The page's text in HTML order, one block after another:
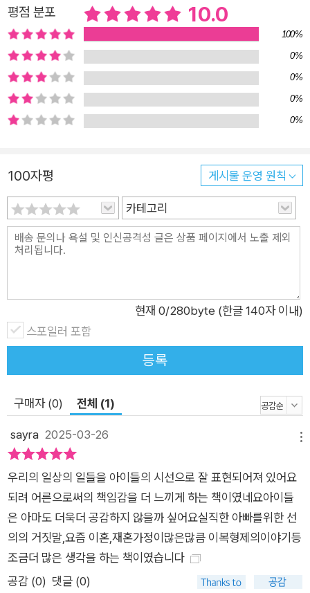
달합니다. 무슨 생각으로 물었는지 모르겠다. 저 녀석이 아빠를
좋아하지 않기를 바랐을지도 모르겠다. 많이 좋아하는 사람을 잃
으면 너무 힘드니까. 문득 가슴 한구석이 뜨거워졌다. - 본문 42
쪽 사랑만 나누어 가지는 가족은 없습니다. 가족은 가깝다는 이유
로 때때로 서로에게 상처를 주기도 하지만, 동시에 서로를 위로하
고 지지할 수 있는 존재이기도 하니까요. 점점 가족의 울타리가
희미해지는 요즘, 《마음이 아픈 날, 응급 편의점으로 오세요》를
니다. 가족은 시공간을 공유해요. 어쩔 수 없이 상처도 사랑도 함
지만 그런 가족은 이 세상에 없을 거예요. - 작가의 말 中 시리즈
소개 ◈ 문학의 즐거움 동화 읽기 단계를 마치고 가치관과 사고,
인류와 문화에 대한 이해의 폭을 본격적으로 넓혀 가려는 어린이
리즈입니다. 문화적 다양성과 이야기의 창의성에 중점을 두고 한
국과 일본, 노르웨이, 미국, 캐나다 등 세계 각 나라의 문화권에서
모험, 우정, 성장, 상상, 역사 등 다양하고 폭넓은 주제를 선정하
였습니다. 이 시리즈를 통해 때로는 친구와 함께 성장해 나가듯
자연스럽게, 때로는 부모님과 선생님에게 배우듯 견고하게 삶의
이치와 소중한 교훈들을 깨우치며 사고의 깊이와 폭을 확장할 수
있을 것입니다.
평점 분포 10.0
100%
0%
0%
0%
0%
100자평 게시물 운영 원칙
카테고리
현재 0/280byte (한글 140자 이내)
스포일러 포함
등록
구매자 (0) 전체 (1)
sayra 2025-03-26
우리의 일상의 일들을 아이들의 시선으로 잘 표현되어져 있어요
되려 어른으로써의 책임감을 더 느끼게 하는 책이였네요아이들
은 아마도 더욱더 공감하지 않을까 싶어요실직한 아빠를위한 선
의의 거짓말,요즘 이혼,재혼가정이많은많큼 이복형제의이야기등
조금더 많은 생각을 하는 책이였습니다
공감 (0) 댓글 (0)